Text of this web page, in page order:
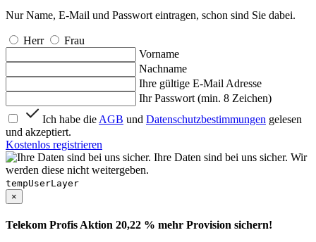
Nur Name, E-Mail und Passwort eintragen, schon sind Sie dabei.
Herr
Frau
Vorname
Nachname
Ihre gültige E-Mail Adresse
Ihr Passwort (min. 8 Zeichen)
Ich habe die AGB und Datenschutzbestimmungen gelesen
und akzeptiert.
Kostenlos registrieren
Ihre Daten sind bei uns sicher. Wir
werden diese nicht weitergeben.
tempUserLayer
×
Telekom Profis Aktion 20,22 % mehr Provision sichern!